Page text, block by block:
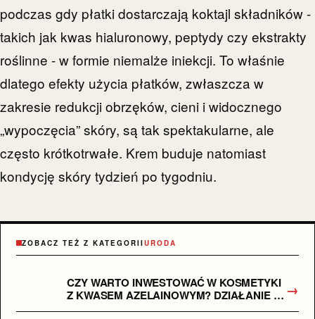
podczas gdy płatki dostarczają koktajl składników -
takich jak kwas hialuronowy, peptydy czy ekstrakty
roślinne - w formie niemalże iniekcji. To właśnie
dlatego efekty użycia płatków, zwłaszcza w
zakresie redukcji obrzęków, cieni i widocznego
„wypoczęcia” skóry, są tak spektakularne, ale
często krótkotrwałe. Krem buduje natomiast
kondycję skóry tydzień po tygodniu.
ZOBACZ TEŻ Z KATEGORIIURODA
CZY WARTO INWESTOWAĆ W KOSMETYKI
Z KWASEM AZELAINOWYM? DZIAŁANIE I
EFEKTY
→